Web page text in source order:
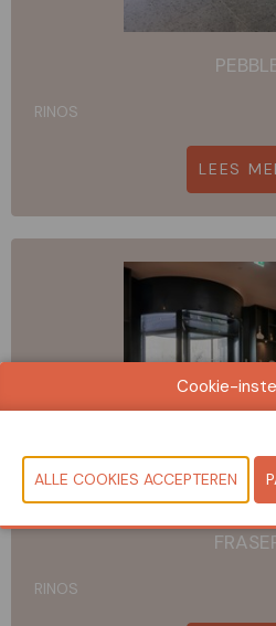
RINOS
LEES
RINOS
Cookie-